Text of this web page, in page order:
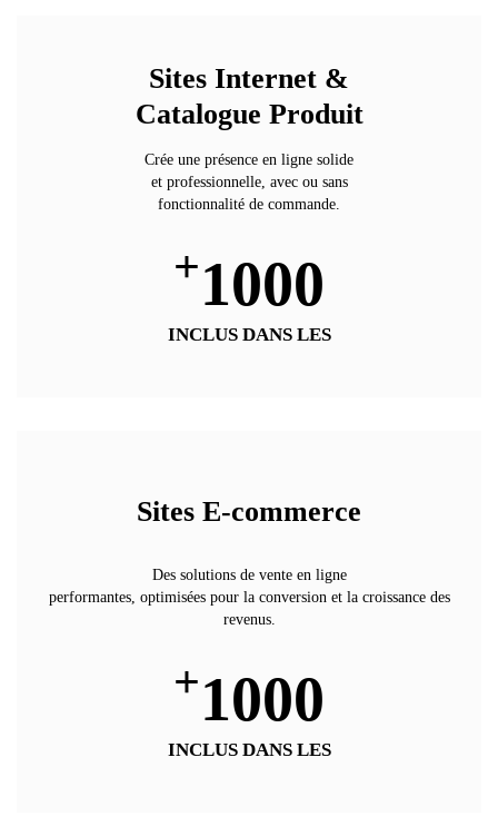
Sites Internet &
Catalogue Produit
Crée une présence en ligne solide
et professionnelle, avec ou sans
fonctionnalité de commande.
+1000
INCLUS DANS LES
Sites E-commerce
Des solutions de vente en ligne
performantes, optimisées pour la conversion et la croissance des
revenus.
+1000
INCLUS DANS LES